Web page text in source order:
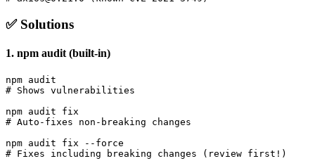
✅ Solutions
1. npm audit (built-in)
npm audit
# Shows vulnerabilities
npm audit fix
# Auto-fixes non-breaking changes
npm audit fix --force